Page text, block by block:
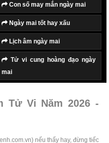
Con số may mắn ngày mai
Ngày mai tốt hay xấu
Lịch âm ngày mai
Tử vi cung hoàng đạo ngày
mai
Tử Vi Năm 2026 -
nếu thấy hay, đừng tiếc